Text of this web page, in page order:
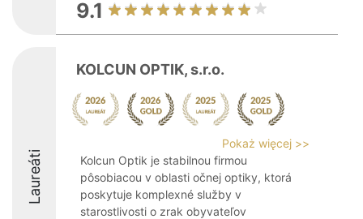
9.1
Laureáti
KOLCUN OPTIK, s.r.o.
Pokaż więcej >>
Kolcun Optik je stabilnou firmou
pôsobiacou v oblasti očnej optiky, ktorá
poskytuje komplexné služby v
starostlivosti o zrak obyvateľov